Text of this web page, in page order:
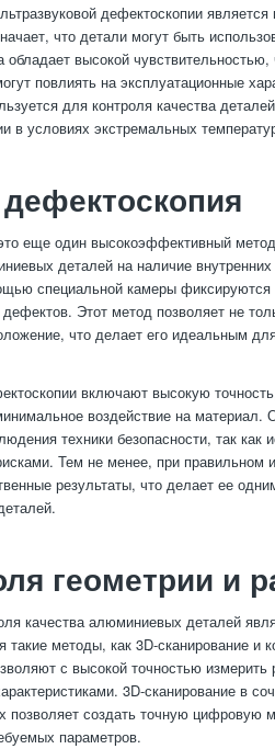
дефектоскопии является
что детали могут быть
обладает высокой
повлиять на эксплуатационные
для контроля качества
в условиях экстремальных
еще один высокоэффективный
деталей на наличие
специальной камеры
Этот метод позволяет не
что делает его идеальным
включают высокую
воздействие на материал.
техники безопасности, так как
Тем не менее, при правильном
результаты, что делает ее
геометрии и
качества алюминиевых деталей
методы, как 3D-сканирование и
с высокой точностью
3D-сканирование в
позволяет создать точную цифровую
параметров.